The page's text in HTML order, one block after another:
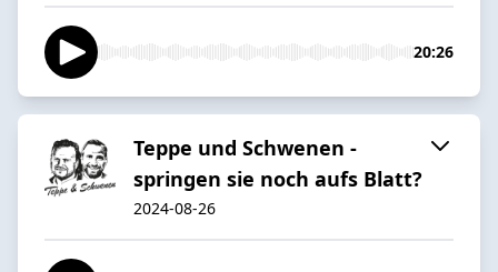
20:26
Teppe und Schwenen -
springen sie noch aufs Blatt?
2024-08-26